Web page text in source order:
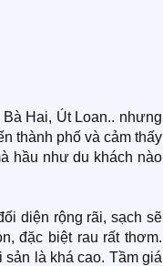
Hai, Út Loan.. nhưng
thành phố và cảm thấy
hầu như du khách nào
diện rộng rãi, sạch sẽ
đặc biệt rau rất thơm.
là khá cao. Tầm giá